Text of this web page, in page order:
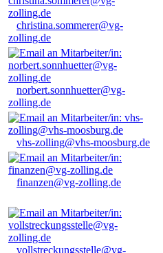
christina.sommerer@vg-
zolling.de
norbert.sonnhuetter@vg-
zolling.de
vhs-zolling@vhs-moosburg.de
finanzen@vg-zolling.de
vollstreckungsstelle@vg-